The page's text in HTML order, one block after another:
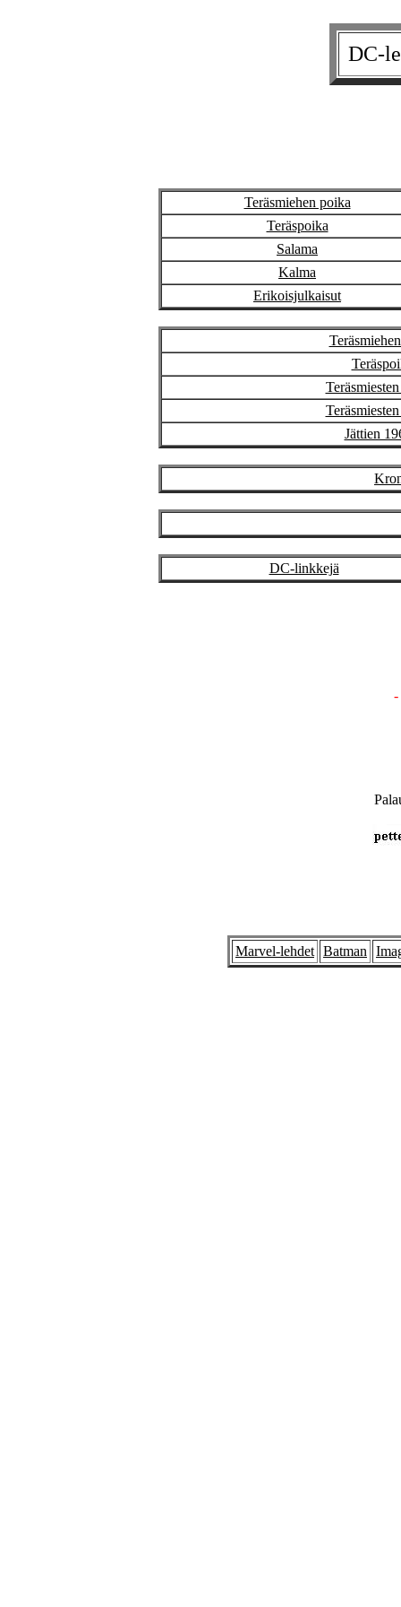
DC-
Teräsmiehen poika
Teräspoika
Salama
Kalma
Erikoisjulkaisut
Jättien
DC-linkkejä
-
Marvel-lehdet Batman